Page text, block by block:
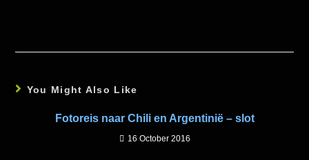
You Might Also Like
Fotoreis naar Chili en Argentinië – slot
16 October 2016